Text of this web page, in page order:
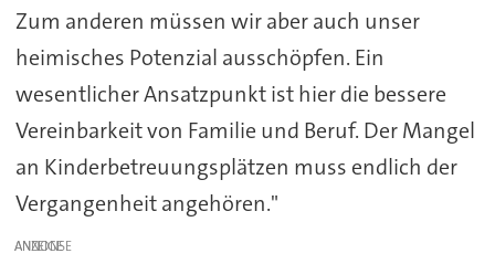
Zum anderen müssen wir aber auch unser
heimisches Potenzial ausschöpfen. Ein
wesentlicher Ansatzpunkt ist hier die bessere
Vereinbarkeit von Familie und Beruf. Der Mangel
an Kinderbetreuungsplätzen muss endlich der
Vergangenheit angehören."
ANZEIGE